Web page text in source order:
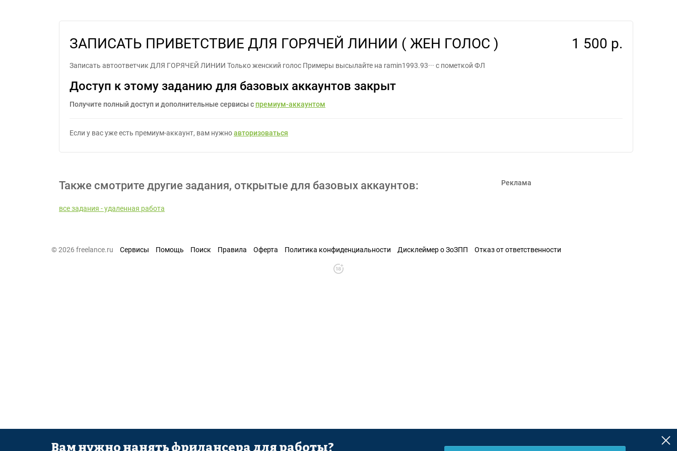
ЗАПИСАТЬ ПРИВЕТСТВИЕ ДЛЯ ГОРЯЧЕЙ ЛИНИИ ( ЖЕН ГОЛОС ) 1 500 р.
Записать автоответчик ДЛЯ ГОРЯЧЕЙ ЛИНИИ Только женский голос Примеры высылайте на ramin1993.93··· с пометкой ФЛ
Доступ к этому заданию для базовых аккаунтов закрыт
Получите полный доступ и дополнительные сервисы с премиум-аккаунтом
Если у вас уже есть премиум-аккаунт, вам нужноавторизоваться
Также смотрите другие задания, открытые для базовых аккаунтов:
все задания - удаленная работа
Реклама
© 2026 freelance.ru Сервисы Помощь Поиск Правила Оферта Политика конфиденциальности Дисклеймер о ЗоЗПП Отказ от ответственности
Вам нужно нанять фрилансера для работы?